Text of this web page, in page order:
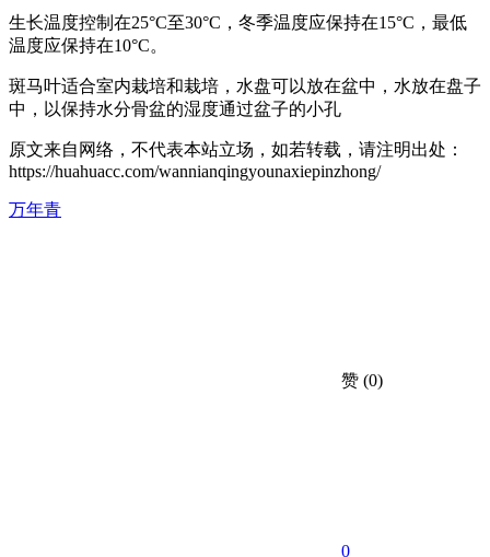
生长温度控制在25°C至30°C，冬季温度应保持在15°C，最低
温度应保持在10°C。
斑马叶适合室内栽培和栽培，水盘可以放在盆中，水放在盘子
中，以保持水分骨盆的湿度通过盆子的小孔
原文来自网络，不代表本站立场，如若转载，请注明出处：
https://huahuacc.com/wannianqingyounaxiepinzhong/
万年青
赞 (0)
0